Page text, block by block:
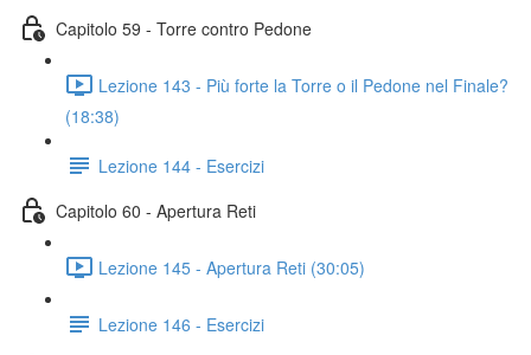
Capitolo 59 - Torre contro Pedone
Lezione 143 - Più forte la Torre o il Pedone nel Finale?
(18:38)
Lezione 144 - Esercizi
Capitolo 60 - Apertura Reti
Lezione 145 - Apertura Reti (30:05)
Lezione 146 - Esercizi